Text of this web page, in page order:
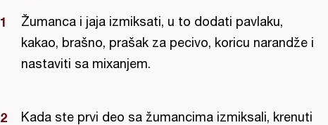
Žumanca i jaja izmiksati, u to dodati pavlaku,
kakao, brašno, prašak za pecivo, koricu narandže i
nastaviti sa mixanjem.
Kada ste prvi deo sa žumancima izmiksali, krenuti